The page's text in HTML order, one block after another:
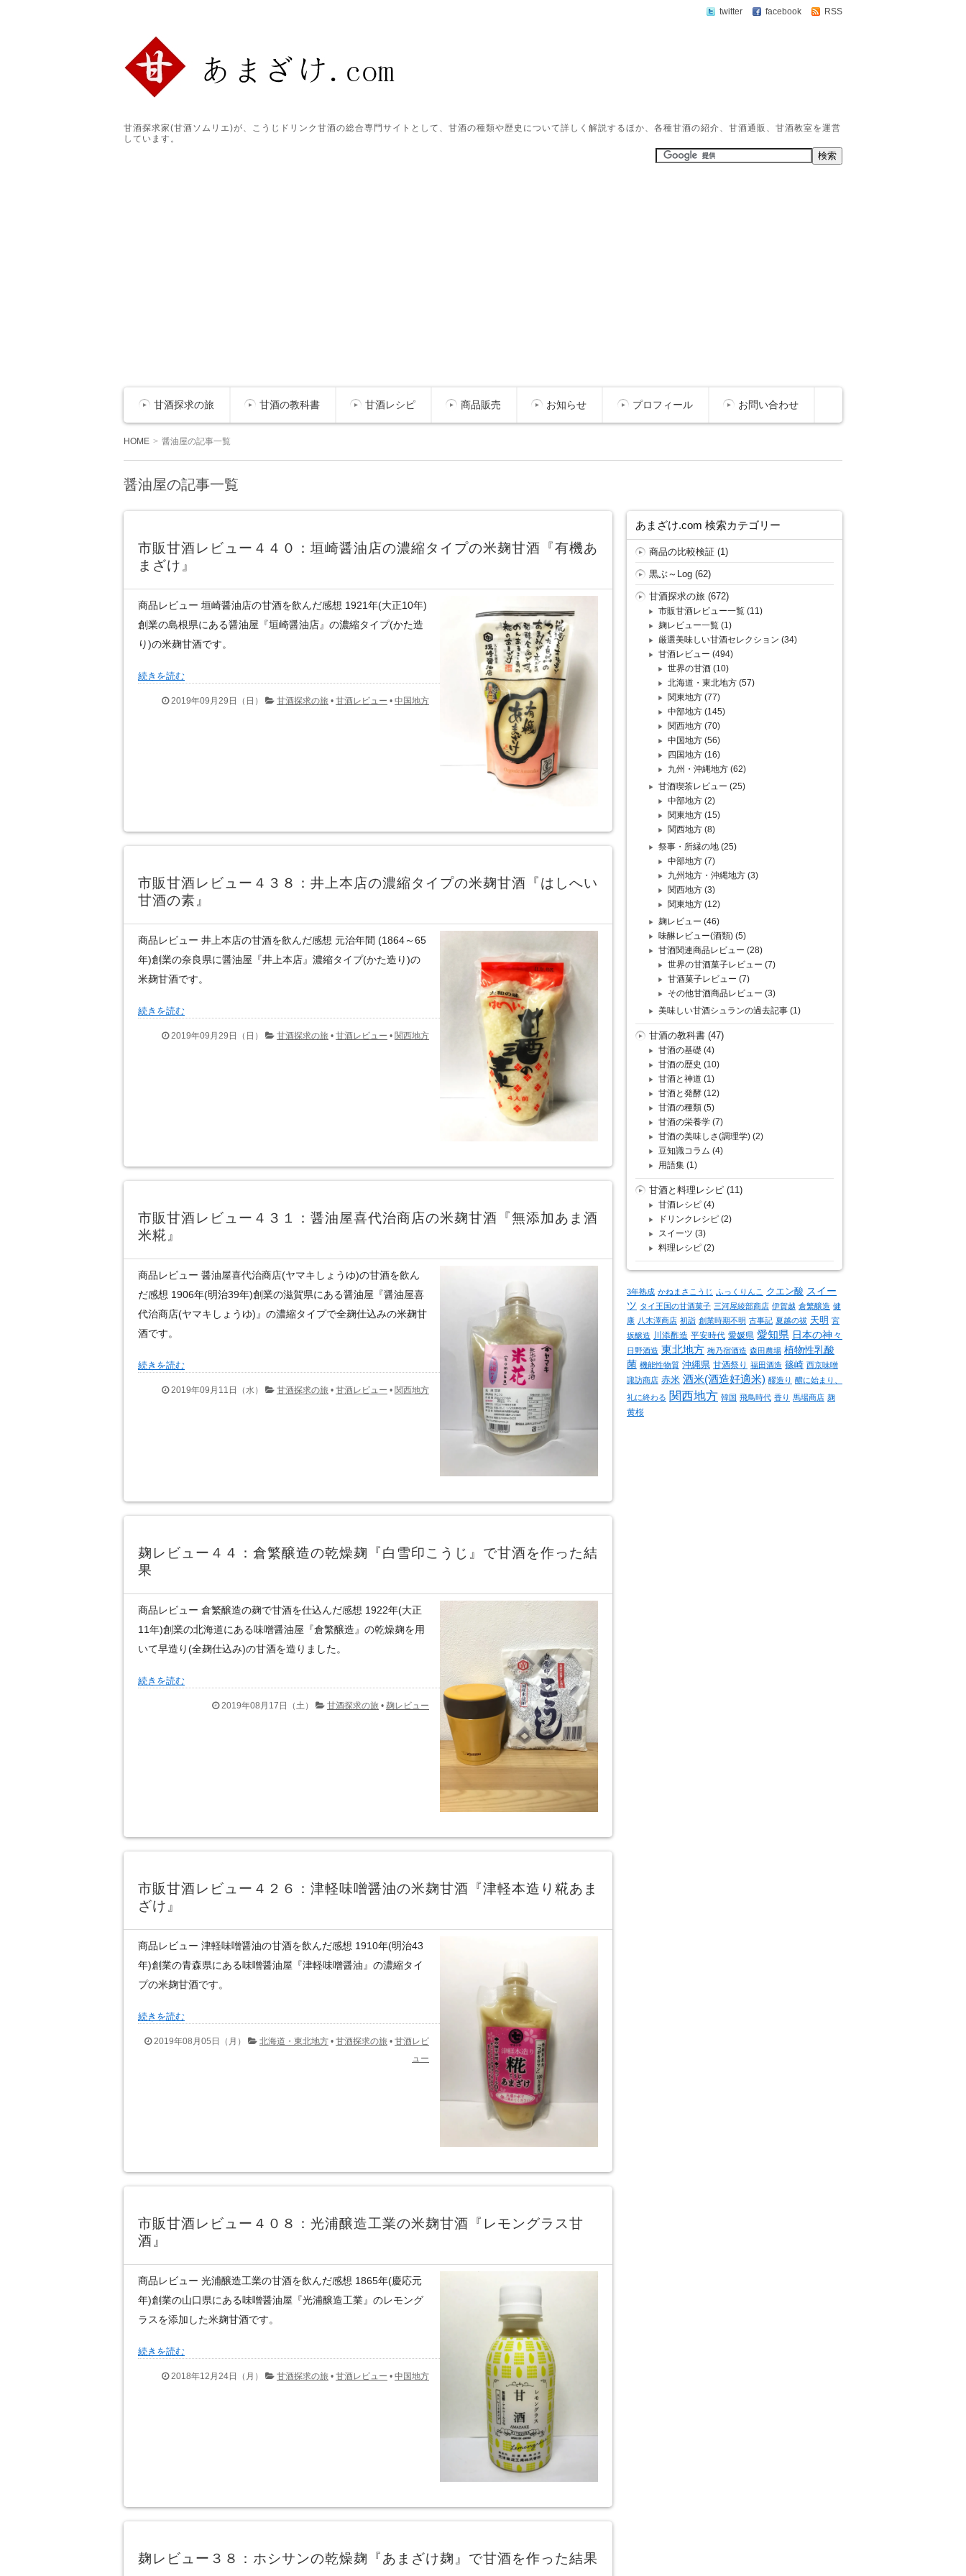
twitter facebook RSS
甘酒探求家(甘酒ソムリエ)が、こうじドリンク甘酒の総合専門サイトとして、甘酒の種類や歴史について詳しく解説するほか、各種甘酒の紹介、甘酒通販、甘酒教室を運営
しています。
甘酒探求の旅 甘酒の教科書 甘酒レシピ 商品販売 お知らせ プロフィール お問い合わせ
HOME 醤油屋の記事一覧
醤油屋の記事一覧
市販甘酒レビュー４４０：垣崎醤油店の濃縮タイプの米麹甘酒『有機あ
まざけ』
商品レビュー 垣崎醤油店の甘酒を飲んだ感想 1921年(大正10年)
創業の島根県にある醤油屋『垣崎醤油店』の濃縮タイプ(かた造
り)の米麹甘酒です。
続きを読む
2019年09月29日（日） 甘酒探求の旅 • 甘酒レビュー • 中国地方
市販甘酒レビュー４３８：井上本店の濃縮タイプの米麹甘酒『はしへい
甘酒の素』
商品レビュー 井上本店の甘酒を飲んだ感想 元治年間 (1864～65
年)創業の奈良県に醤油屋『井上本店』濃縮タイプ(かた造り)の
米麹甘酒です。
続きを読む
2019年09月29日（日） 甘酒探求の旅 • 甘酒レビュー • 関西地方
市販甘酒レビュー４３１：醤油屋喜代治商店の米麹甘酒『無添加あま酒
米糀』
商品レビュー 醤油屋喜代治商店(ヤマキしょうゆ)の甘酒を飲ん
だ感想 1906年(明治39年)創業の滋賀県にある醤油屋『醤油屋喜
代治商店(ヤマキしょうゆ)』の濃縮タイプで全麹仕込みの米麹甘
酒です。
続きを読む
2019年09月11日（水） 甘酒探求の旅 • 甘酒レビュー • 関西地方
麹レビュー４４：倉繁醸造の乾燥麹『白雪印こうじ』で甘酒を作った結
果
商品レビュー 倉繁醸造の麹で甘酒を仕込んだ感想 1922年(大正
11年)創業の北海道にある味噌醤油屋『倉繁醸造』の乾燥麹を用
いて早造り(全麹仕込み)の甘酒を造りました。
続きを読む
2019年08月17日（土） 甘酒探求の旅 • 麹レビュー
市販甘酒レビュー４２６：津軽味噌醤油の米麹甘酒『津軽本造り糀あま
ざけ』
商品レビュー 津軽味噌醤油の甘酒を飲んだ感想 1910年(明治43
年)創業の青森県にある味噌醤油屋『津軽味噌醤油』の濃縮タイ
プの米麹甘酒です。
続きを読む
2019年08月05日（月） 北海道・東北地方 • 甘酒探求の旅 • 甘酒レビ
ュー
市販甘酒レビュー４０８：光浦醸造工業の米麹甘酒『レモングラス甘
酒』
商品レビュー 光浦醸造工業の甘酒を飲んだ感想 1865年(慶応元
年)創業の山口県にある味噌醤油屋『光浦醸造工業』のレモング
ラスを添加した米麹甘酒です。
続きを読む
2018年12月24日（月） 甘酒探求の旅 • 甘酒レビュー • 中国地方
麹レビュー３８：ホシサンの乾燥麹『あまざけ麹』で甘酒を作った結果
あまざけ.com 検索カテゴリー
商品の比較検証 (1)
黒ぶ～Log (62)
甘酒探求の旅 (672)
市販甘酒レビュー一覧 (11)
麹レビュー一覧 (1)
厳選美味しい甘酒セレクション (34)
甘酒レビュー (494)
世界の甘酒 (10)
北海道・東北地方 (57)
関東地方 (77)
中部地方 (145)
関西地方 (70)
中国地方 (56)
四国地方 (16)
九州・沖縄地方 (62)
甘酒喫茶レビュー (25)
中部地方 (2)
関東地方 (15)
関西地方 (8)
祭事・所縁の地 (25)
中部地方 (7)
九州地方・沖縄地方 (3)
関西地方 (3)
関東地方 (12)
麹レビュー (46)
味醂レビュー(酒類) (5)
甘酒関連商品レビュー (28)
世界の甘酒菓子レビュー (7)
甘酒菓子レビュー (7)
その他甘酒商品レビュー (3)
美味しい甘酒シュランの過去記事 (1)
甘酒の教科書 (47)
甘酒の基礎 (4)
甘酒の歴史 (10)
甘酒と神道 (1)
甘酒と発酵 (12)
甘酒の種類 (5)
甘酒の栄養学 (7)
甘酒の美味しさ(調理学) (2)
豆知識コラム (4)
用語集 (1)
甘酒と料理レシピ (11)
甘酒レシピ (4)
ドリンクレシピ (2)
スイーツ (3)
料理レシピ (2)
3年熟成 かねまさこうじ ふっくりんこ クエン酸 スイー
ツ タイ王国の甘酒菓子 三河屋綾部商店 伊賀越 倉繁醸造 健
康 八木澤商店 初詣 創業時期不明 古事記 夏越の祓 天明 宮
坂醸造 川添酢造 平安時代 愛媛県 愛知県 日本の神々
日野酒造 東北地方 梅乃宿酒造 森田農場 植物性乳酸
菌 機能性物質 沖縄県 甘酒祭り 福田酒造 篠崎 西京味噌
諏訪商店 赤米 酒米(酒造好適米) 醪造り 醴に始まり、
礼に終わる 関西地方 韓国 飛鳥時代 香り 馬場商店 麹
黄桜